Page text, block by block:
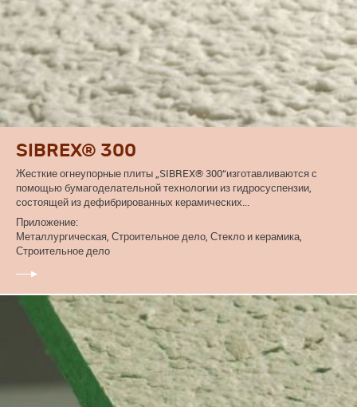
SIBREX® 300
Жесткие огнеупорные плиты „SIBREX® 300“изготавливаются с
помощью бумагоделательной технологии из гидросуспензии,
состоящей из дефибрированных керамических...
Приложение:
Металлургическая, Строительное дело, Стекло и керамика,
Строительное дело